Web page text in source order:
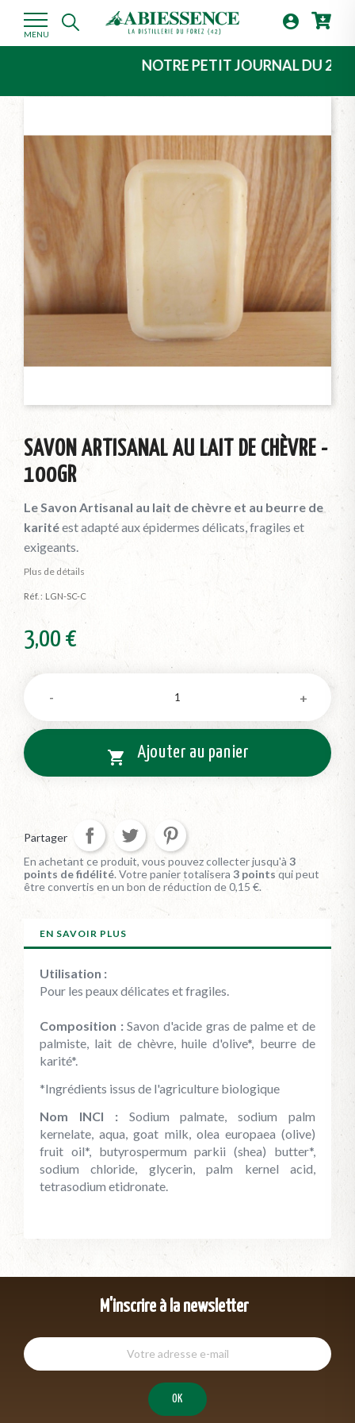
MENU

NOTRE PETIT JOURNAL DU
SAVON ARTISANAL AU LAIT DE CHÈVRE -
100GR
Le Savon Artisanal au lait de chèvre et au beurre de
karitéest adapté aux épidermes délicats, fragiles et
exigeants.
Plus de détails
Réf. : LGN-SC-C
3,00 €
 Ajouter au panier
Partager
En achetant ce produit, vous pouvez collecter jusqu'à 3
points de fidélité. Votre panier totalisera 3 pointsqui peut
être convertis en un bon de réduction de0,15 €.
EN SAVOIR PLUS
Utilisation :
Pour les peaux délicates et fragiles.
Composition :Savon d'acide gras de palme et de
palmiste, lait de chèvre, huile d'olive*, beurre de
karité*.
*Ingrédients issus de l'agriculture biologique
Nom INCI : Sodium palmate, sodium palm
kernelate, aqua, goat milk, olea europaea (olive)
fruit oil*, butyrospermum parkii (shea) butter*,
sodium chloride, glycerin, palm kernel acid,
tetrasodium etidronate.
M'inscrire à la newsletter